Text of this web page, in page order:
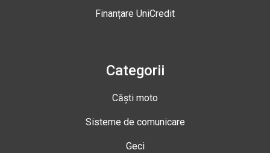
Finanțare UniCredit
Categorii
Căști moto
Sisteme de comunicare
Geci